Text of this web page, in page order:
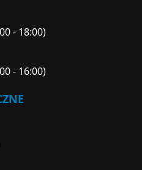
- 18:00)
- 16:00)